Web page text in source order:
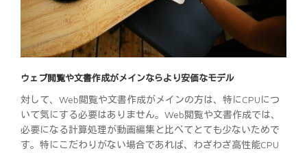
ウェブ閲覧や文書作成がメインならより安価なモデル
対して、Web閲覧や文書作成がメインの方は、特にCPUにつ
いて気にする必要はありません。Web閲覧や文書作成では、
必要になる計算処理が動画編集と比べてとても少ないためで
す。特にこだわりがない場合であれば、わざわざ高性能CPU